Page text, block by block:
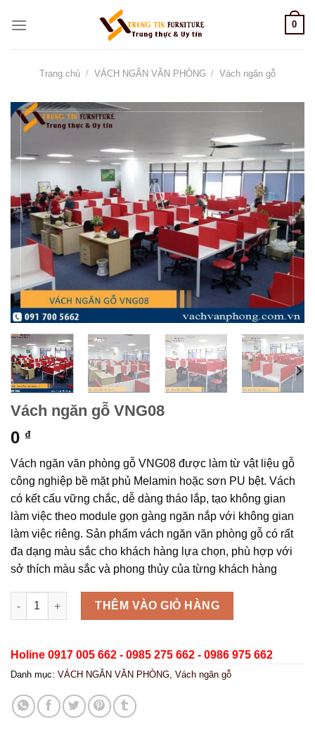
0
Trang chủ / VÁCH NGĂN VĂN PHÒNG / Vách ngăn gỗ
Vách ngăn gỗ VNG08
0 ₫
Vách ngăn văn phòng gỗ VNG08 được làm từ vật liệu gỗ
công nghiệp bề mặt phủ Melamin hoặc sơn PU bệt. Vách
có kết cấu vững chắc, dễ dàng tháo lắp, tạo không gian
làm việc theo module gọn gàng ngăn nắp với không gian
làm việc riêng. Sản phẩm vách ngăn văn phòng gỗ có rất
đa dạng màu sắc cho khách hàng lựa chọn, phù hợp với
sở thích màu sắc và phong thủy của từng khách hàng
Vách ngăn gỗ VNG08 số lượng
THÊM VÀO GIỎ HÀNG
Holine 0917 005 662 - 0985 275 662 - 0986 975 662
Danh mục: VÁCH NGĂN VĂN PHÒNG, Vách ngăn gỗ